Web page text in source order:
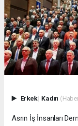
Erkek| Kadın
Asrın İş İnsanları